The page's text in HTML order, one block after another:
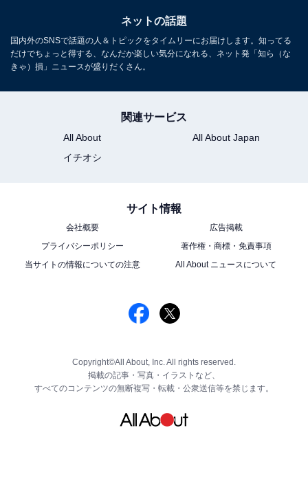
ネットの話題
国内外のSNSで話題の人＆トピックをタイムリーにお届けします。知ってる
だけでちょっと得する、なんだか楽しい気分になれる、ネット発「知ら（な
きゃ）損」ニュースが盛りだくさん。
関連サービス
All About
All About Japan
イチオシ
サイト情報
会社概要
広告掲載
プライバシーポリシー
著作権・商標・免責事項
当サイトの情報についての注意
All About ニュースについて
Copyright©All About, Inc. All rights reserved.
掲載の記事・写真・イラストなど、
すべてのコンテンツの無断複写・転載・公衆送信等を禁じます。